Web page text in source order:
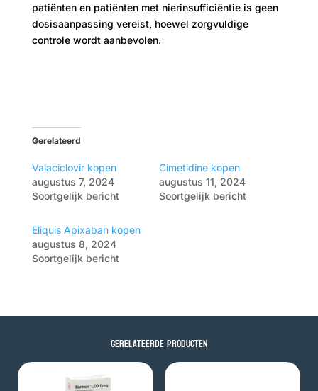
patiënten en patiënten met nierinsufficiëntie is geen
dosisaanpassing vereist, hoewel zorgvuldige
controle wordt aanbevolen.
Gerelateerd
Valaciclovir kopen
augustus 7, 2024
Soortgelijk bericht
Cimetidine kopen
augustus 11, 2024
Soortgelijk bericht
Eliquis Apixaban kopen
augustus 8, 2024
Soortgelijk bericht
Gerelateerde producten